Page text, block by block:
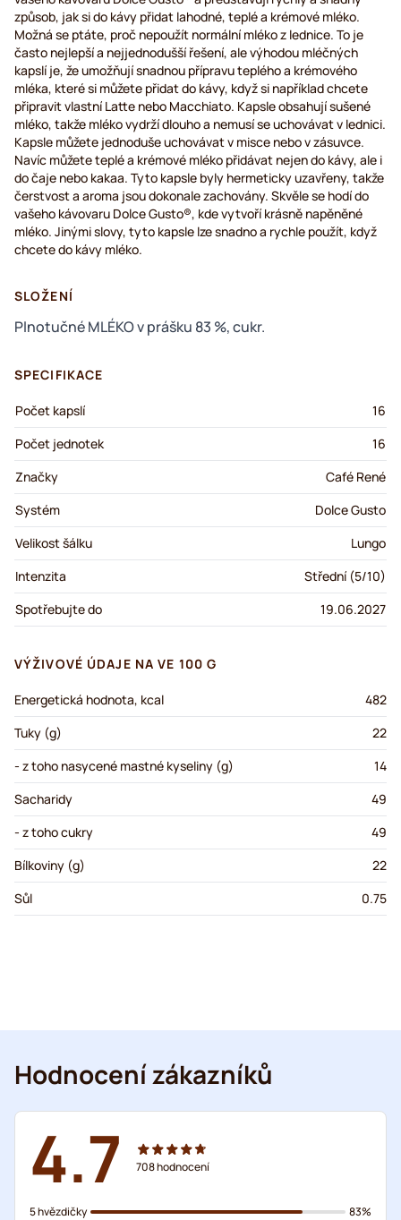
způsob, jak si do kávy přidat lahodné, teplé a krémové mléko.
Možná se ptáte, proč nepoužít normální mléko z lednice. To je
často nejlepší a nejjednodušší řešení, ale výhodou mléčných
kapslí je, že umožňují snadnou přípravu teplého a krémového
mléka, které si můžete přidat do kávy, když si například chcete
připravit vlastní Latte nebo Macchiato. Kapsle obsahují sušené
mléko, takže mléko vydrží dlouho a nemusí se uchovávat v lednici.
Kapsle můžete jednoduše uchovávat v misce nebo v zásuvce.
Navíc můžete teplé a krémové mléko přidávat nejen do kávy, ale i
do čaje nebo kakaa. Tyto kapsle byly hermeticky uzavřeny, takže
čerstvost a aroma jsou dokonale zachovány. Skvěle se hodí do
vašeho kávovaru Dolce Gusto®, kde vytvoří krásně napěněné
mléko. Jinými slovy, tyto kapsle lze snadno a rychle použít, když
chcete do kávy mléko.
SLOŽENÍ
Plnotučné MLÉKO v prášku 83 %, cukr.
SPECIFIKACE
Počet kapslí
16
Počet jednotek
16
Značky
Café René
Systém
Dolce Gusto
Velikost šálku
Lungo
Intenzita
Střední (5/10)
Spotřebujte do
19.06.2027
VÝŽIVOVÉ ÚDAJE NA VE 100 G
Energetická hodnota, kcal
482
Tuky (g)
22
- z toho nasycené mastné kyseliny (g)
14
Sacharidy
49
- z toho cukry
49
Bílkoviny (g)
22
Sůl
0.75
Hodnocení zákazníků
4.7 708hodnocení
5 hvězdičky
83%